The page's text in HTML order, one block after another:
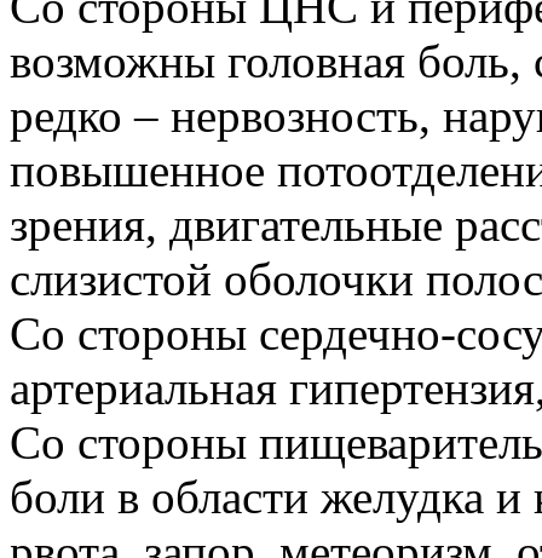
возможны головная боль,
редко – нервозность,
повышенное
зрения, двигательные
слизистой оболочки
Со стороны сердечно-
артериальная
Со стороны
боли в области желудка